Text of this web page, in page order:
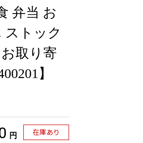
弁当 お
ストック
取り寄
】
円 在庫あり